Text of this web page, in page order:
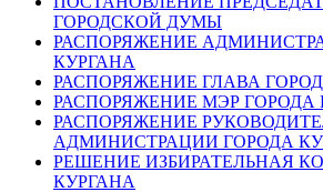
ГОРОДСКОЙ ДУМЫ
РАСПОРЯЖЕНИЕ
КУРГАНА
РАСПОРЯЖЕНИЕ ГЛАВА
РАСПОРЯЖЕНИЕ МЭР ГОРОДА
РАСПОРЯЖЕНИЕ
АДМИНИСТРАЦИИ ГОРОДА
РЕШЕНИЕ ИЗБИРАТЕЛЬНАЯ
КУРГАНА